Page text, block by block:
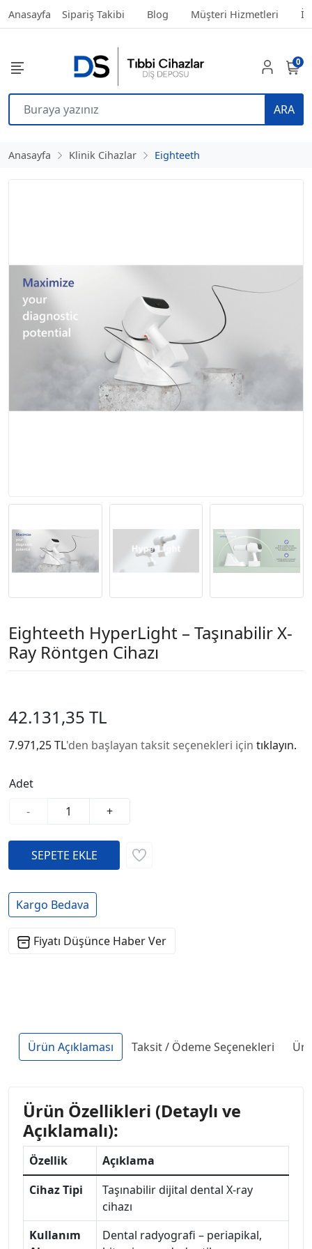
Anasayfa Sipariş Takibi Blog Müşteri Hizmetleri
ARA
0
Anasayfa Klinik Cihazlar Eighteeth
Eighteeth HyperLight – Taşınabilir X-
Ray Röntgen Cihazı
42.131,35 TL
7.971,25 TL'den başlayan taksit seçenekleri için tıklayın.
Adet
-
+
Kargo Bedava
Fiyatı Düşünce Haber Ver
Ürün Açıklaması Taksit / Ödeme Seçenekleri
Ürün Özellikleri (Detaylı ve
Açıklamalı):
Özellik
Açıklama
Cihaz Tipi
Taşınabilir dijital dental X-ray
cihazı
Kullanım
Dental radyografi – periapikal,